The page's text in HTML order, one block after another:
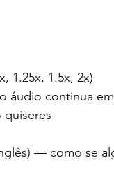
1.25x, 1.5x, 2x)
áudio continua
quiseres
— como se